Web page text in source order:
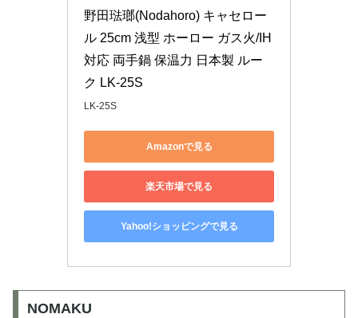
野田琺瑯(Nodahoro) キャセロー
ル 25cm 浅型 ホーロー ガス火/IH
対応 両手鍋 保温力 日本製 ルー
ク LK-25S
LK-25S
Amazonで見る
楽天市場で見る
Yahoo!ショッピングで見る
NOMAKU